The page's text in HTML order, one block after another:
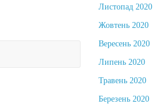
Листопад 2020
Жовтень 2020
Вересень 2020
Липень 2020
Травень 2020
Березень 2020